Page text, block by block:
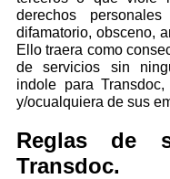
derechos
difamatorio, obsceno,
Ello traera como
de servicios sin
indole para
y/ocualquiera de sus
Reglas de
Transdoc.